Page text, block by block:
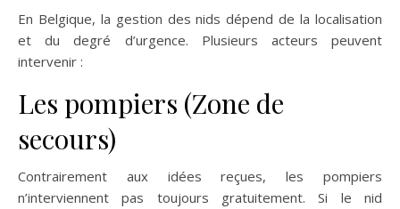
En Belgique, la gestion des nids dépend de la localisation
et du degré d’urgence. Plusieurs acteurs peuvent
intervenir :
Les pompiers (Zone de
secours)
Contrairement aux idées reçues, les pompiers
n’interviennent pas toujours gratuitement. Si le nid